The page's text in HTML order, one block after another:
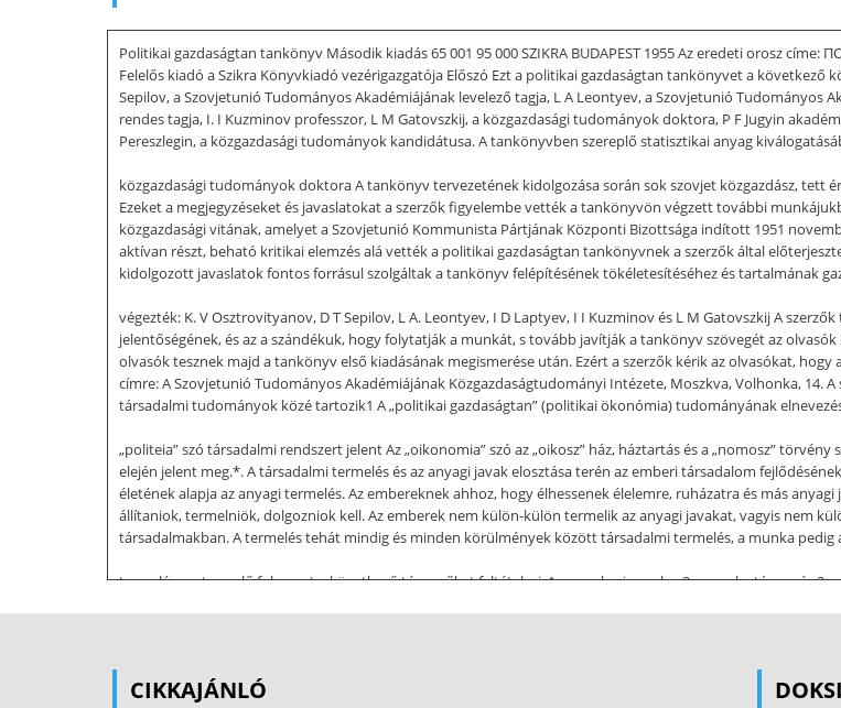
Politikai gazdaságtan tankönyv Második kiadás 65 001 95 000 SZIKRA BUDAPEST 1955 Az eredeti
Felelős kiadó a Szikra Könyvkiadó vezérigazgatója Előszó Ezt a politikai gazdaságtan tankönyvet a
Sepilov, a Szovjetunió Tudományos Akadémiájának levelező tagja, L A Leontyev, a Szovjetunió Tudományos
rendes tagja, I. I Kuzminov professzor, L M Gatovszkij, a közgazdasági tudományok doktora, P F Jugyin
Pereszlegin, a közgazdasági tudományok kandidátusa. A tankönyvben szereplő statisztikai anyag
közgazdasági tudományok doktora A tankönyv tervezetének kidolgozása során sok szovjet közgazdász, tett
Ezeket a megjegyzéseket és javaslatokat a szerzők figyelembe vették a tankönyvön végzett további
közgazdasági vitának, amelyet a Szovjetunió Kommunista Pártjának Központi Bizottsága indított 1951
aktívan részt, beható kritikai elemzés alá vették a politikai gazdaságtan tankönyvnek a szerzők által
kidolgozott javaslatok fontos forrásul szolgáltak a tankönyv felépítésének tökéletesítéséhez és tartalmának
végezték: K. V Osztrovityanov, D T Sepilov, L A. Leontyev, I D Laptyev, I I Kuzminov és L M Gatovszkij A
jelentőségének, és az a szándékuk, hogy folytatják a munkát, s tovább javítják a tankönyv szövegét az
olvasók tesznek majd a tankönyv első kiadásának megismerése után. Ezért a szerzők kérik az olvasókat,
címre: A Szovjetunió Tudományos Akadémiájának Közgazdaságtudományi Intézete, Moszkva, Volhonka, 14.
társadalmi tudományok közé tartozik1 A „politikai gazdaságtan” (politikai ökonómia) tudományának
„politeia” szó társadalmi rendszert jelent Az „oikonomia” szó az „oikosz” ház, háztartás és a „nomosz”
elején jelent meg.*. A társadalmi termelés és az anyagi javak elosztása terén az emberi társadalom
életének alapja az anyagi termelés. Az embereknek ahhoz, hogy élhessenek élelemre, ruházatra és más
állítaniok, termelniök, dolgozniok kell. Az emberek nem külön-külön termelik az anyagi javakat, vagyis nem
társadalmakban. A termelés tehát mindig és minden körülmények között társadalmi termelés, a munka pedig
termelése, a termelő folyamat a következő tényezőket feltételezi: 1. az emberi munka, 2 a munka tárgya és 3.
került gyapotot, nyersanyagnak nevezzük. Munkaeszköz minden olyan dolog, amelynek segítségével az
elsősorban a
CIKKAJÁNLÓ